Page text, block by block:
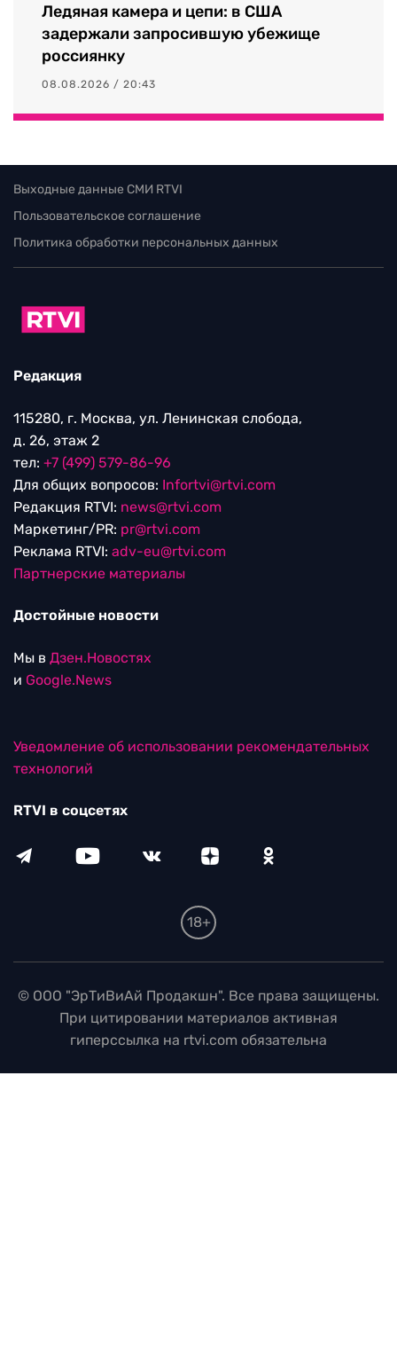
Ледяная камера и цепи: в США
задержали запросившую убежище
россиянку
08.08.2026 / 20:43
Выходные данные СМИ RTVI
Пользовательское соглашение
Политика обработки персональных данных
Редакция
115280, г. Москва, ул. Ленинская слобода,
д. 26, этаж 2
тел: +7 (499) 579-86-96
Для общих вопросов: Infortvi@rtvi.com
Редакция RTVI: news@rtvi.com
Маркетинг/PR: pr@rtvi.com
Реклама RTVI: adv-eu@rtvi.com
Партнерские материалы
Достойные новости
Мы в Дзен.Новостях
и Google.News
Уведомление об использовании рекомендательных
технологий
RTVI в соцсетях
18+
© ООО "ЭрТиВиАй Продакшн". Все права защищены.
При цитировании материалов активная
гиперссылка на rtvi.com обязательна